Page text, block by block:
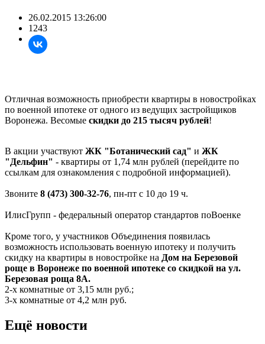
26.02.2015 13:26:00
1243
Отличная возможность приобрести квартиры в новостройках
по военной ипотеке от одного из ведущих застройщиков
Воронежа. Весомые скидки до 215 тысяч рублей!
В акции участвуют ЖК "Ботанический сад" и ЖК
"Дельфин" - квартиры от 1,74 млн рублей (перейдите по
ссылкам для ознакомления с подробной информацией).
Звоните 8 (473) 300-32-76, пн-пт с 10 до 19 ч.
ИлисГрупп - федеральный оператор стандартов поВоенке
Кроме того, у участников Объединения появилась
возможность использовать военную ипотеку и получить
скидку на квартиры в новостройке на Дом на Березовой
роще в Воронеже по военной ипотеке со скидкой на ул.
Березовая роща 8А.
2-х комнатные от 3,15 млн руб.;
3-х комнатные от 4,2 млн руб.
Ещё новости